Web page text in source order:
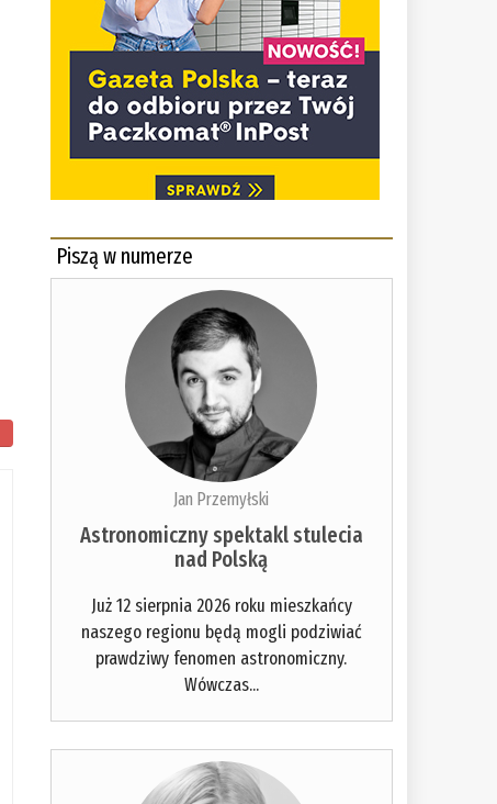
Piszą w numerze
Jan Przemyłski
Astronomiczny spektakl stulecia
nad Polską
Już 12 sierpnia 2026 roku mieszkańcy
naszego regionu będą mogli podziwiać
prawdziwy fenomen astronomiczny.
Wówczas...